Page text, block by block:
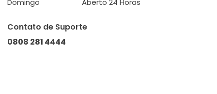
Domingo
Aberto 24 Horas
Contato de Suporte
0808 281 4444